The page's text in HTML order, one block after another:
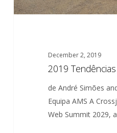
December 2, 2019
2019
de André Simões
Equipa AMS A
Web Summit 2029,